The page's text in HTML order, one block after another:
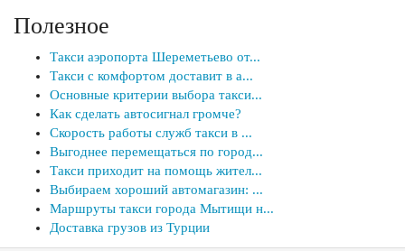
Полезное
Такси аэропорта Шереметьево от...
Такси с комфортом доставит в а...
Основные критерии выбора такси...
Как сделать автосигнал громче?
Скорость работы служб такси в ...
Выгоднее перемещаться по город...
Такси приходит на помощь жител...
Выбираем хороший автомагазин: ...
Маршруты такси города Мытищи н...
Доставка грузов из Турции